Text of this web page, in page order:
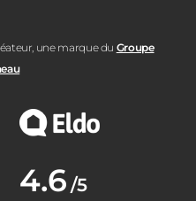
une marque du Groupe
Note moyenne :
4.6 /5